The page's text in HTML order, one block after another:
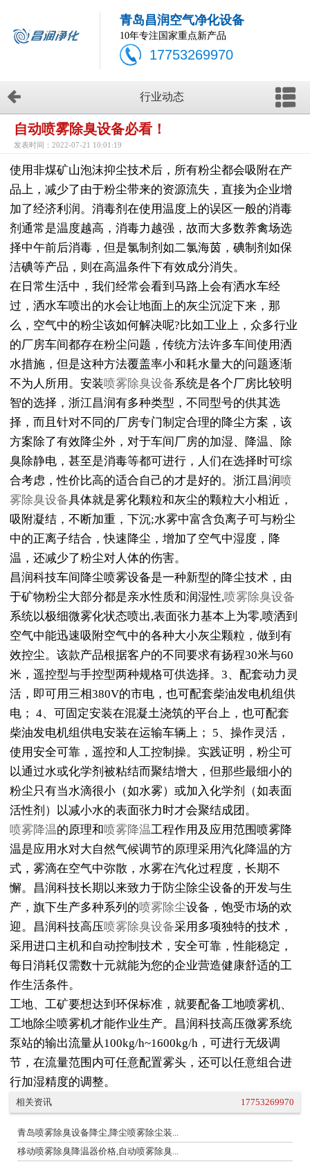
青岛昌润空气净化设备
10年专注国家重点新产品
17753269970
行业动态
自动喷雾除臭设备必看！
发表时间：2022-07-21 10:01:19
使用非煤矿山泡沫抑尘技术后，所有粉尘都会吸附在产
品上，减少了由于粉尘带来的资源流失，直接为企业增
加了经济利润。消毒剂在使用温度上的误区一般的消毒
剂通常是温度越高，消毒力越强，故而大多数养禽场选
择中午前后消毒，但是氯制剂如二氯海茵，碘制剂如保
洁碘等产品，则在高温条件下有效成分消失。
在日常生活中，我们经常会看到马路上会有洒水车经
过，洒水车喷出的水会让地面上的灰尘沉淀下来，那
么，空气中的粉尘该如何解决呢?比如工业上，众多行业
的厂房车间都存在粉尘问题，传统方法许多车间使用洒
水措施，但是这种方法覆盖率小和耗水量大的问题逐渐
不为人所用。安装喷雾除臭设备系统是各个厂房比较明
智的选择，浙江昌润有多种类型，不同型号的供其选
择，而且针对不同的厂房专门制定合理的降尘方案，该
方案除了有效降尘外，对于车间厂房的加湿、降温、除
臭除静电，甚至是消毒等都可进行，人们在选择时可综
合考虑，性价比高的适合自己的才是好的。浙江昌润喷
雾除臭设备具体就是雾化颗粒和灰尘的颗粒大小相近，
吸附凝结，不断加重，下沉;水雾中富含负离子可与粉尘
中的正离子结合，快速降尘，增加了空气中湿度，降
温，还减少了粉尘对人体的伤害。
昌润科技车间降尘喷雾设备是一种新型的降尘技术，由
于矿物粉尘大部分都是亲水性质和润湿性,喷雾除臭设备
系统以极细微雾化状态喷出,表面张力基本上为零,喷洒到
空气中能迅速吸附空气中的各种大小灰尘颗粒，做到有
效控尘。该款产品根据客户的不同要求有扬程30米与60
米，遥控型与手控型两种规格可供选择。3、配套动力灵
活，即可用三相380V的市电，也可配套柴油发电机组供
电； 4、可固定安装在混凝土浇筑的平台上，也可配套
柴油发电机组供电安装在运输车辆上； 5、操作灵活，
使用安全可靠，遥控和人工控制操。实践证明，粉尘可
以通过水或化学剂被粘结而聚结增大，但那些最细小的
粉尘只有当水滴很小（如水雾）或加入化学剂（如表面
活性剂）以减小水的表面张力时才会聚结成团。
喷雾降温的原理和喷雾降温工程作用及应用范围喷雾降
温是应用水对大自然气候调节的原理采用汽化降温的方
式，雾滴在空气中弥散，水雾在汽化过程度，长期不
懈。昌润科技长期以来致力于防尘除尘设备的开发与生
产，旗下生产多种系列的喷雾除尘设备，饱受市场的欢
迎。昌润科技高压喷雾除臭设备采用多项独特的技术，
采用进口主机和自动控制技术，安全可靠，性能稳定，
每日消耗仅需数十元就能为您的企业营造健康舒适的工
作生活条件。
工地、工矿要想达到环保标准，就要配备工地喷雾机、
工地除尘喷雾机才能作业生产。昌润科技高压微雾系统
泵站的输出流量从100kg/h~1600kg/h，可进行无级调
节，在流量范围内可任意配置雾头，还可以任意组合进
行加湿精度的调整。
相关资讯 17753269970
青岛喷雾除臭设备降尘,降尘喷雾除尘装...
移动喷雾除臭降温器价格,自动喷雾除臭...